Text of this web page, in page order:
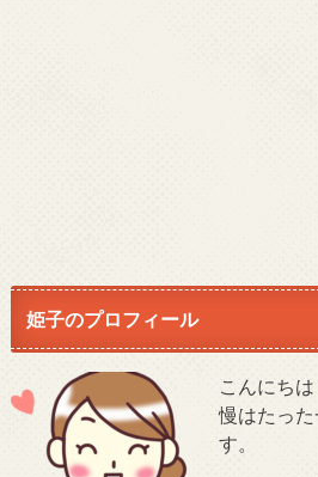
姫子のプロフィール
こんにち
慢はたっ
す。